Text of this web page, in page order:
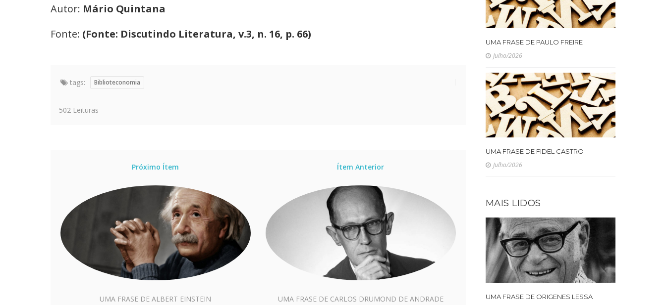
Autor: Mário Quintana
Fonte: (Fonte: Discutindo Literatura, v.3, n. 16, p. 66)
tags: Biblioteconomia
502 Leituras
Próximo Ítem
UMA FRASE DE ALBERT EINSTEIN
Ítem Anterior
UMA FRASE DE CARLOS DRUMOND DE ANDRADE
UMA FRASE DE PAULO FREIRE
Julho/2026
UMA FRASE DE FIDEL CASTRO
Julho/2026
MAIS LIDOS
UMA FRASE DE ORIGENES LESSA